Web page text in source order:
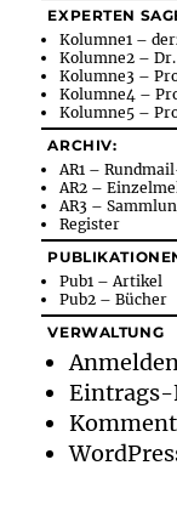
EXPERTEN
Kolumne1 –
Kolumne2 –
Kolumne3 –
Kolumne4 –
Kolumne5 –
ARCHIV:
AR1 –
AR2 –
AR3 –
Register
Pub1 – Artikel
Pub2 – Bücher
VERWALTUNG
Eintrags-